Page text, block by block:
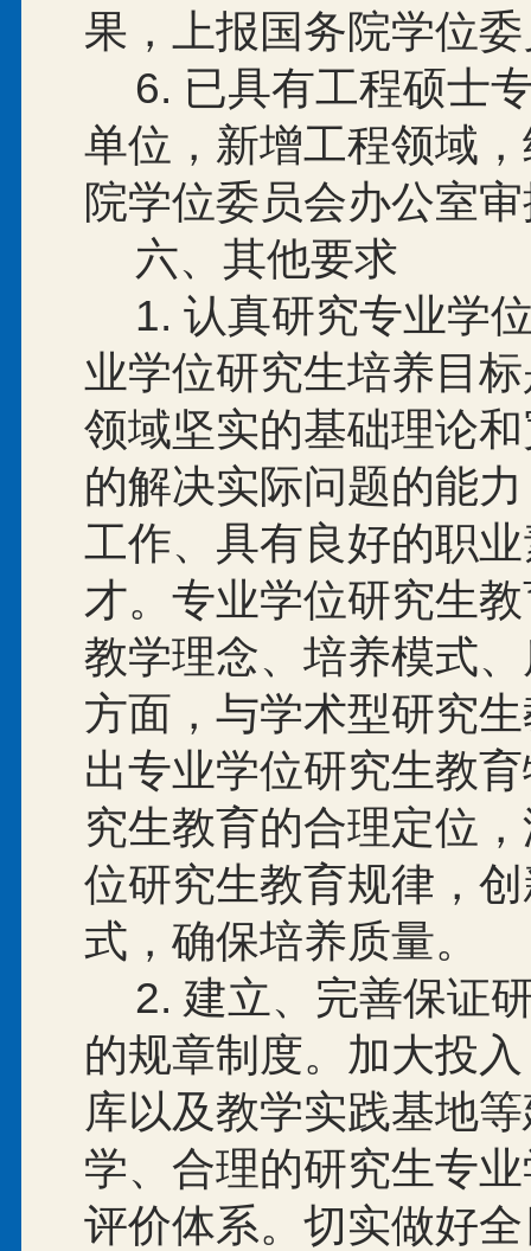
果，上报国务院学位
6. 已具有工程硕士
单位，新增工程领域
院学位委员会办公室
六、其他要求
1. 认真研究专业学
业学位研究生培养目
领域坚实的基础理论
的解决实际问题的能
工作、具有良好的职
才。专业学位研究生
教学理念、培养模式
方面，与学术型研究
出专业学位研究生教
究生教育的合理定位
位研究生教育规律，
式，确保培养质量。
2. 建立、完善保证
的规章制度。加大投
库以及教学实践基地
学、合理的研究生专
评价体系。切实做好